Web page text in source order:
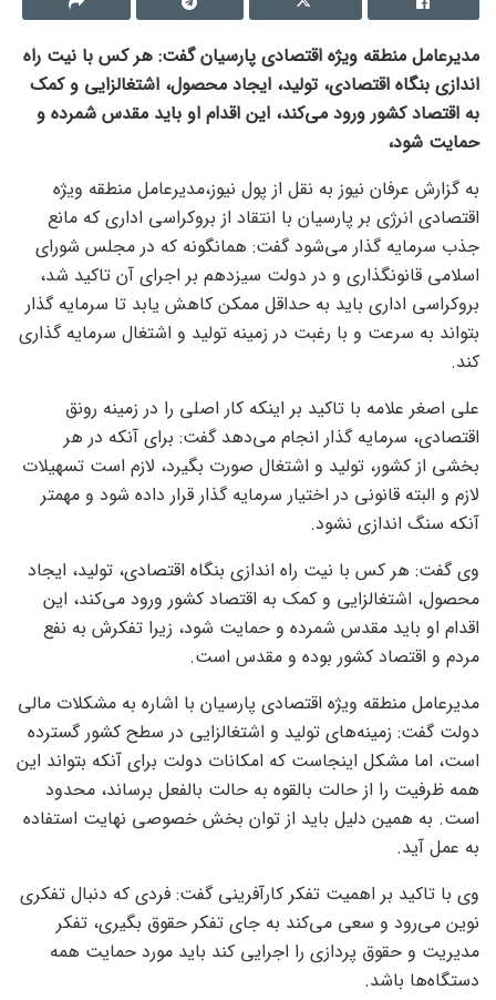
مدیرعامل منطقه ویژه اقتصادی پارسیان گفت: هر کس با نیت راه
اندازی بنگاه اقتصادی، تولید، ایجاد محصول، اشتغالزایی و کمک
به اقتصاد کشور ورود می‌کند، این اقدام او باید مقدس شمرده و
حمایت شود،
به گزارش عرفان نیوز به نقل از پول نیوز،مدیرعامل منطقه ویژه
اقتصادی انرژی بر پارسیان با انتقاد از بروکراسی اداری که مانع
جذب سرمایه گذار می‌شود گفت: همانگونه که در مجلس شورای
اسلامی قانونگذاری و در دولت سیزدهم بر اجرای آن تاکید شد،
بروکراسی اداری باید به حداقل ممکن کاهش یابد تا سرمایه گذار
بتواند به سرعت و با رغبت در زمینه تولید و اشتغال سرمایه گذاری
کند.
علی اصغر علامه با تاکید بر اینکه کار اصلی را در زمینه رونق
اقتصادی، سرمایه گذار انجام می‌دهد گفت: برای آنکه در هر
بخشی از کشور، تولید و اشتغال صورت بگیرد، لازم است تسهیلات
لازم و البته قانونی در اختیار سرمایه گذار قرار داده شود و مهمتر
آنکه سنگ اندازی نشود.
وی گفت: هر کس با نیت راه اندازی بنگاه اقتصادی، تولید، ایجاد
محصول، اشتغالزایی و کمک به اقتصاد کشور ورود می‌کند، این
اقدام او باید مقدس شمرده و حمایت شود، زیرا تفکرش به نفع
مردم و اقتصاد کشور بوده و مقدس است.
مدیرعامل منطقه ویژه اقتصادی پارسیان با اشاره به مشکلات مالی
دولت گفت: زمینه‌های تولید و اشتغالزایی در سطح کشور گسترده
است، اما مشکل اینجاست که امکانات دولت برای آنکه بتواند این
همه ظرفیت را از حالت بالقوه به حالت بالفعل برساند، محدود
است. به همین دلیل باید از توان بخش خصوصی نهایت استفاده
به عمل آید.
وی با تاکید بر اهمیت تفکر کارآفرینی گفت: فردی که دنبال تفکری
نوین می‌رود و سعی می‌کند به جای تفکر حقوق بگیری، تفکر
مدیریت و حقوق پردازی را اجرایی کند باید مورد حمایت همه
دستگاه‌ها باشد.